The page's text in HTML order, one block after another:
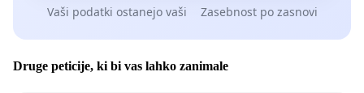
Vaši podatki ostanejo vaši Zasebnost po zasnovi
Druge peticije, ki bi vas lahko zanimale